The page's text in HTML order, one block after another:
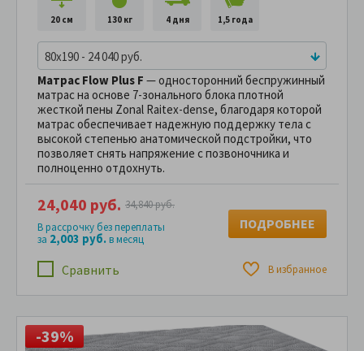
20 см 130 кг 4 дня 1,5 года
80x190 - 24 040 руб.
Матрас Flow Plus F — односторонний беспружинный
матрас на основе 7-зонального блока плотной
жесткой пены Zonal Raitex-dense, благодаря которой
матрас обеспечивает надежную поддержку тела с
высокой степенью анатомической подстройки, что
позволяет снять напряжение с позвоночника и
полноценно отдохнуть.
Сравнить В избранное
24,040 руб. 34,840 руб.
В рассрочку без переплаты
за 2,003 руб.в месяц
ПОДРОБНЕЕ
-39%